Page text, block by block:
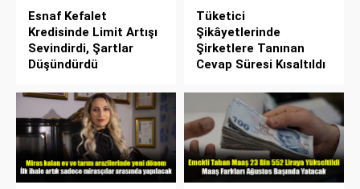
Esnaf Kefalet
Kredisinde Limit Artışı
Sevindirdi, Şartlar
Düşündürdü
Tüketici
Şikâyetlerinde
Şirketlere Tanınan
Cevap Süresi Kısaltıldı